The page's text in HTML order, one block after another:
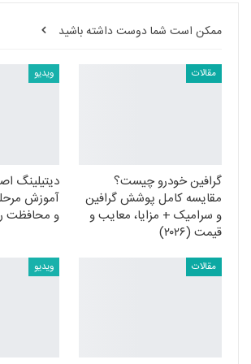
ممکن است شما دوست داشته باشید
مقالات
گرافین خودرو چیست؟
مقایسه کامل پوشش گرافین
و سرامیک + مزایا، معایب و
قیمت (۲۰۲۶)
ویدیو
دیتیلینگ
آموزش
و محافظت
مقالات ویدیو